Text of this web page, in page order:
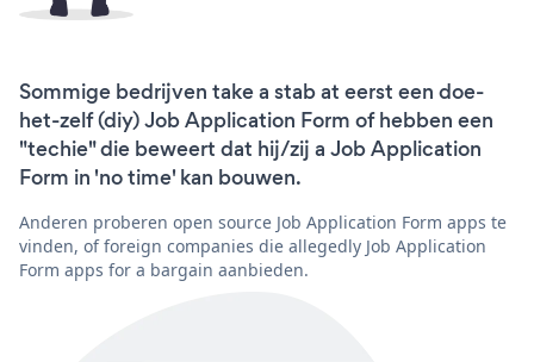
Sommige bedrijven take a stab at eerst een doe-
het-zelf (diy) Job Application Form of hebben een
"techie" die beweert dat hij/zij a Job Application
Form in 'no time' kan bouwen.
Anderen proberen open source Job Application Form apps te
vinden, of foreign companies die allegedly Job Application
Form apps for a bargain aanbieden.